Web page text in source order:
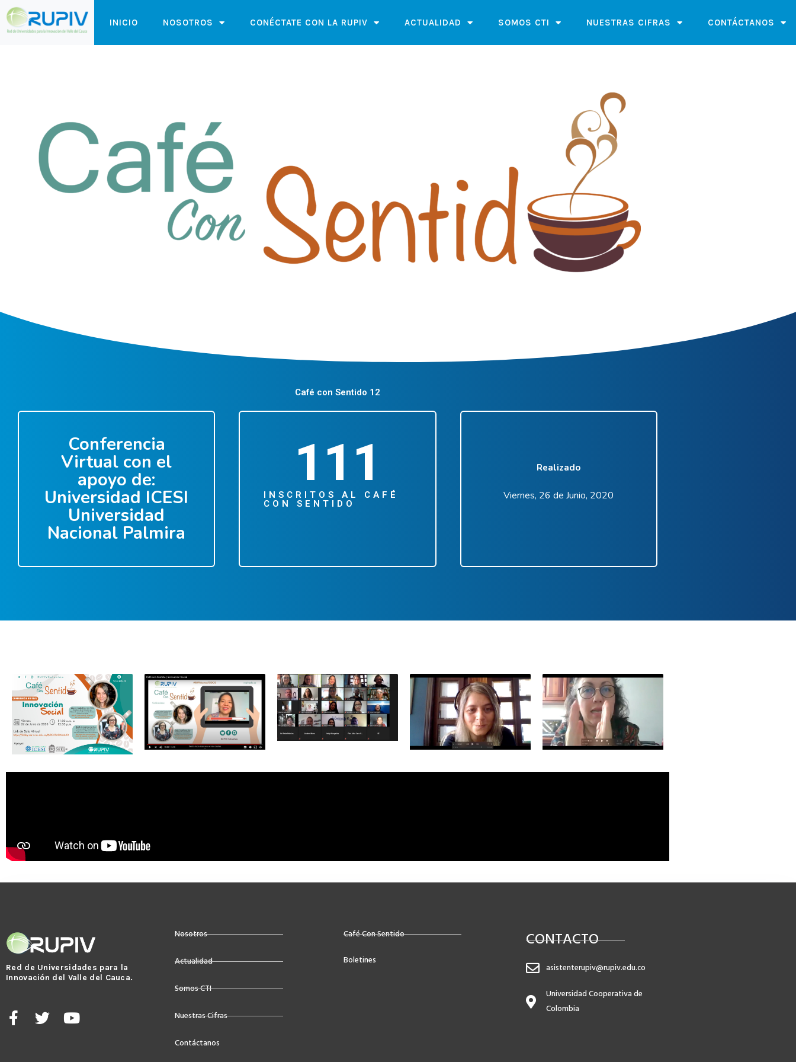
INICIO NOSOTROS CONÉCTATE CON LA RUPIV ACTUALIDAD SOMOS CTI NUESTRAS CIFRAS CONTÁCTANOS
Café con Sentido 12
Conferencia
Virtual con el
apoyo de:
Universidad ICESI
Universidad
Nacional Palmira
INSCRITOS AL CAFÉ
CON SENTIDO
111 Realizado
Viernes, 26 de Junio, 2020
Red de Universidades para la
Innovación del Valle del Cauca.
F
a
T
w
Y
o
Nosotros
Actualidad
Somos CTI
Nuestras Cifras
Contáctanos
Café Con Sentido
Boletines
CONTACTO
asistenterupiv@rupiv.edu.co
Universidad Cooperativa de
Colombia